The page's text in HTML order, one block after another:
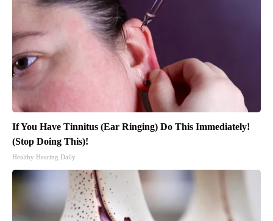
If You Have Tinnitus (Ear Ringing) Do This Immediately!
(Stop Doing This)!
Healthy Hearing Daily